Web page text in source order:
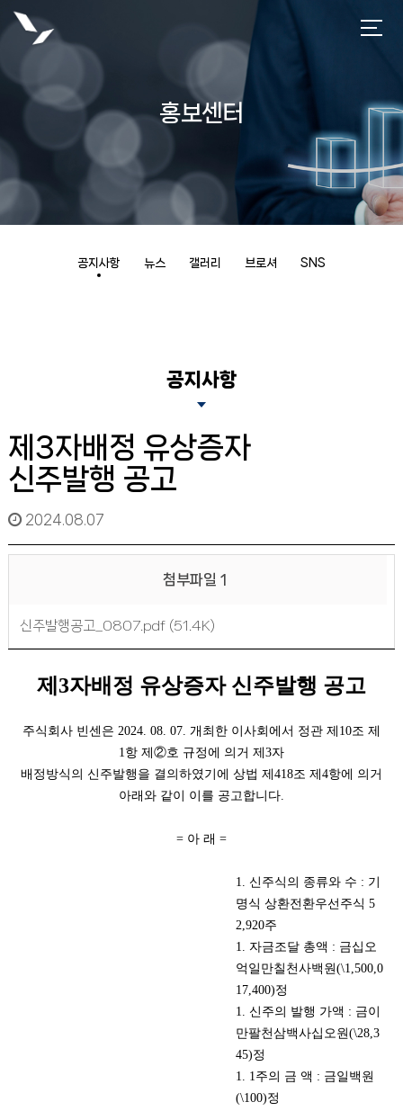
홍보센터
공지사항 뉴스 갤러리 브로셔 SNS
공지사항
제3자배정 유상증자
신주발행 공고
2024.08.07
첨부파일 1
신주발행공고_0807.pdf (51.4K)
제3자배정 유상증자 신주발행 공고
주식회사 빈센은 2024. 08. 07. 개최한 이사회에서 정관 제10조 제
1항 제②호 규정에 의거 제3자
배정방식의 신주발행을 결의하였기에 상법 제418조 제4항에 의거
아래와 같이 이를 공고합니다.
= 아 래 =
1. 신주식의 종류와 수 : 기
명식 상환전환우선주식 5
2,920주
1. 자금조달 총액 : 금십오
억일만칠천사백원(\1,500,0
17,400)정
1. 신주의 발행 가액 : 금이
만팔천삼백사십오원(\28,3
45)정
1. 1주의 금 액 : 금일백원
(\100)정